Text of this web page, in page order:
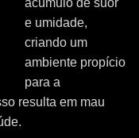
acúmulo de suor
e umidade,
criando um
ambiente propício
para a
resulta em mau